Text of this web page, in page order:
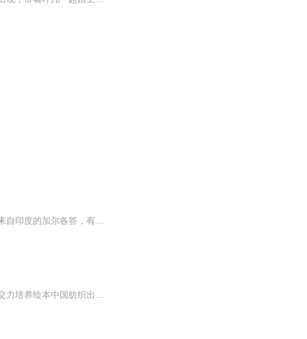
这是一本关于鸽子的传奇故事。世界上到处是鸽子，可这本书上的花颈鸽来历可不简单，它来自印度的加尔各答，有着高贵的血统，由于脖颈处有着彩虹一样的颜色,所以被称为“花颈鸽”。“花颈鸽”一出生，就注定了要与大自然的暴雨狂风以及鹰隼等恶鸟进行殊死的...
懂得共情、包容与谅解，学会友爱、分享与合作。树立健康交往观，做更受欢迎的自己！社交力培养绘本中国纺织出版社有限公司出版